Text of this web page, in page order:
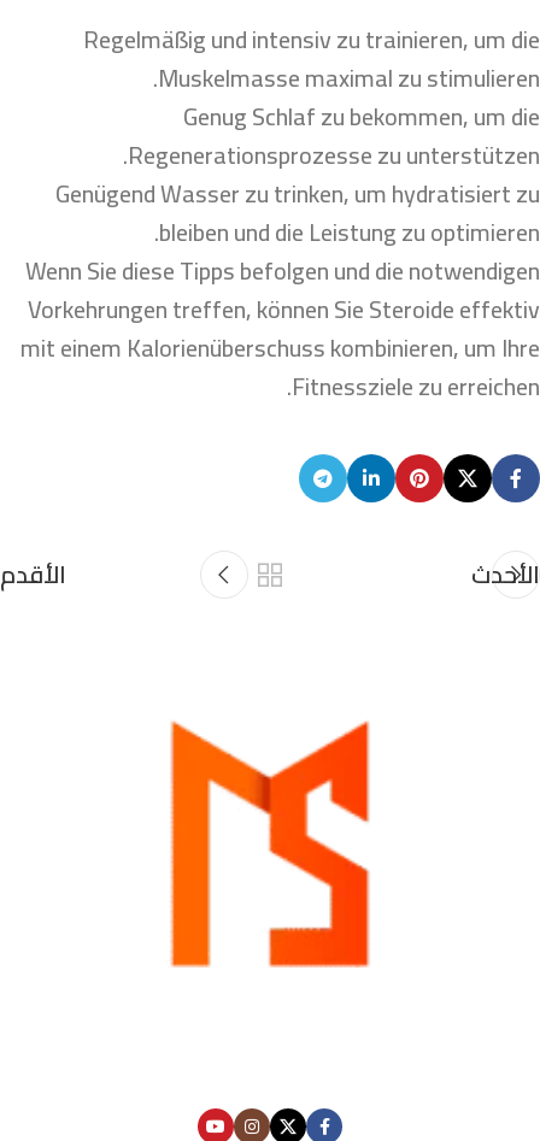
Regelmäßig und intensiv zu trainieren, um die
Muskelmasse maximal zu stimulieren.
Genug Schlaf zu bekommen, um die
Regenerationsprozesse zu unterstützen.
Genügend Wasser zu trinken, um hydratisiert zu
bleiben und die Leistung zu optimieren.
Wenn Sie diese Tipps befolgen und die notwendigen
Vorkehrungen treffen, können Sie Steroide effektiv
mit einem Kalorienüberschuss kombinieren, um Ihre
Fitnessziele zu erreichen.
الأحدث الأقدم